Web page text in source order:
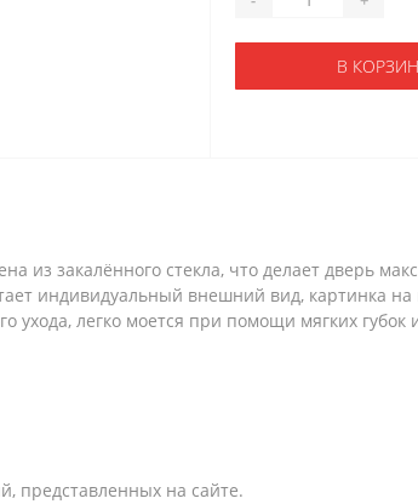
В
из закалённого стекла, что делает дверь
индивидуальный внешний вид, картинка
ухода, легко моется при помощи мягких
представленных на сайте.